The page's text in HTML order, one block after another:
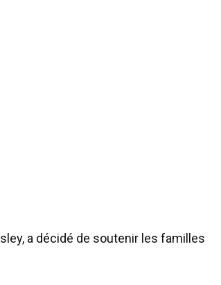
a décidé de soutenir les familles